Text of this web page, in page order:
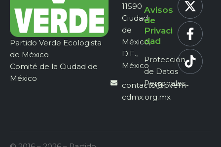
Partido Verde Ecologista
de México
Comité de la Ciudad de
México
11590
Ciudad
de
México,
D.F.,
México
contacto@pvem-
cdmx.org.mx
Avisos
de
Privaci
dad
Protección
de Datos
Personales